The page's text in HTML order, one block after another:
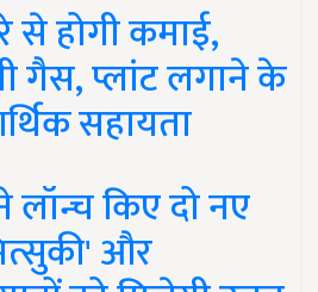
होगी कमाई,
गैस, प्लांट लगाने के
सहायता
किए दो नए
और